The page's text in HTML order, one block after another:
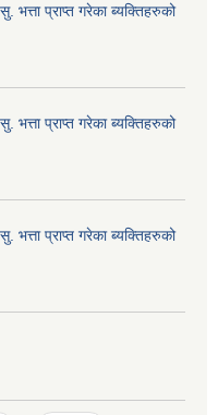
प्राप्त गरेका ब्यक्तिहरुको
प्राप्त गरेका ब्यक्तिहरुको
प्राप्त गरेका ब्यक्तिहरुको